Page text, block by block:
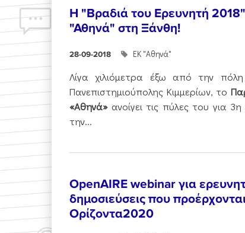
Η "Βραδιά του Ερευνητή
"Αθηνά" στη Ξάνθη!
28-09-2018 ΕΚ "Αθηνά"
Λίγα χιλιόμετρα έξω από την
Πανεπιστημιούπολης Κιμμερίων, το
«Αθηνά»ανοίγει τις πύλες του για
την...
OpenAIRE webinar για
δημοσιεύσεις που
Ορίζοντα2020